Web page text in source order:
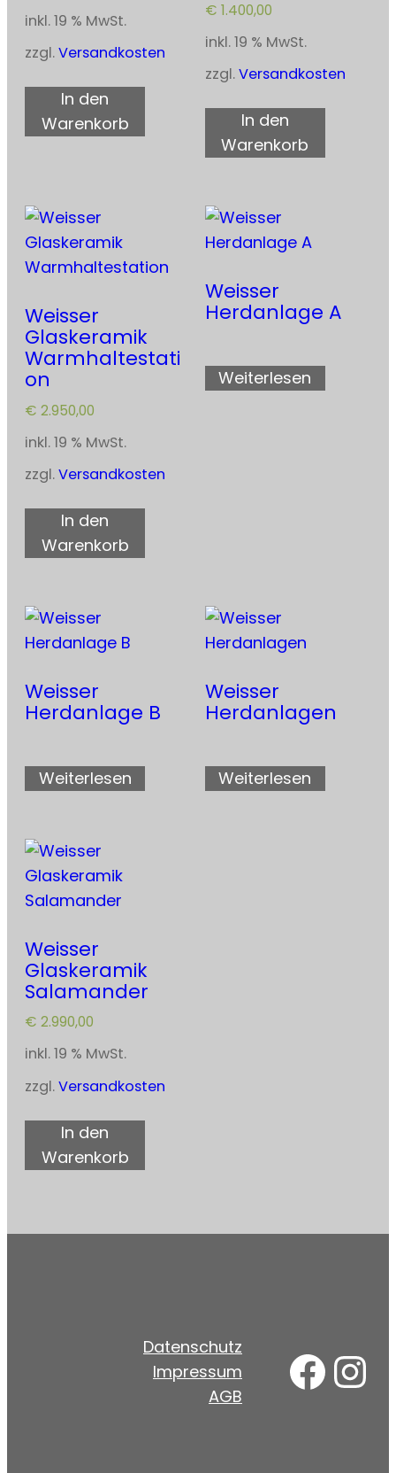
inkl. 19 % MwSt.
zzgl.Versandkosten
In den
Warenkorb
€ 1.400,00
inkl. 19 % MwSt.
zzgl.Versandkosten
In den
Warenkorb
Weisser
Glaskeramik
Warmhaltestati
on
€ 2.950,00
inkl. 19 % MwSt.
zzgl.Versandkosten
In den
Warenkorb
Weisser
Herdanlage A
Weiterlesen
Weisser
Herdanlage B
Weiterlesen
Weisser
Herdanlagen
Weiterlesen
Weisser
Glaskeramik
Salamander
€ 2.990,00
inkl. 19 % MwSt.
zzgl.Versandkosten
In den
Warenkorb
Datenschutz
Impressum
AGB